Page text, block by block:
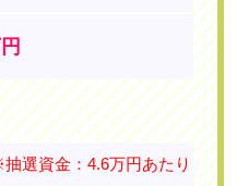
選資金：4.6万円あたり